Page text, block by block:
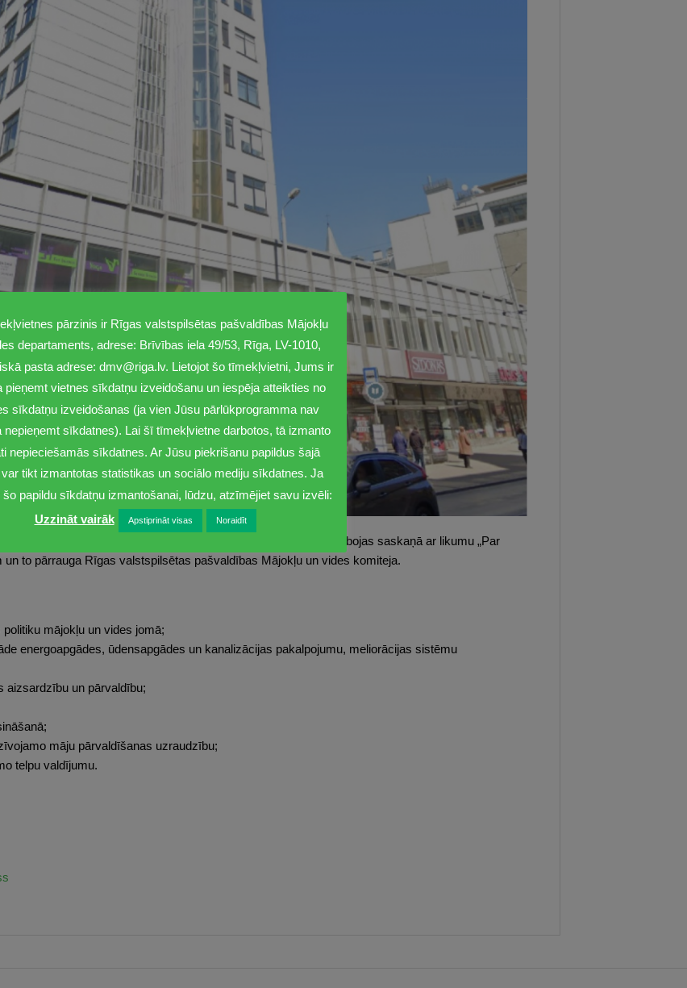
departaments ir Rīgas pilsētas pašvaldības iestāde, kas darbojas saskaņā ar likumu „Par
to pārrauga Rīgas valstspilsētas pašvaldības Mājokļu un vides komiteja.
mājokļu un vides jomā;
energoapgādes, ūdensapgādes un kanalizācijas pakalpojumu, meliorācijas sistēmu
aizsardzību un pārvaldību;
māju pārvaldīšanas uzraudzību;
telpu valdījumu.
pārzinis ir Rīgas valstspilsētas pašvaldības Mājokļu
departaments, adrese: Brīvības iela 49/53, Rīga, LV-1010,
pasta adrese: dmv@riga.lv. Lietojot šo tīmekļvietni, Jums ir
pieņemt vietnes sīkdatņu izveidošanu un iespēja atteikties no
sīkdatņu izveidošanas (ja vien Jūsu pārlūkprogramma nav
nepieņemt sīkdatnes). Lai šī tīmekļvietne darbotos, tā izmanto
nepieciešamās sīkdatnes. Ar Jūsu piekrišanu papildus šajā
tikt izmantotas statistikas un sociālo mediju sīkdatnes. Ja
šo papildu sīkdatņu izmantošanai, lūdzu, atzīmējiet savu izvēli:
Uzzināt vairāk
Apstiprināt visas Noraidīt